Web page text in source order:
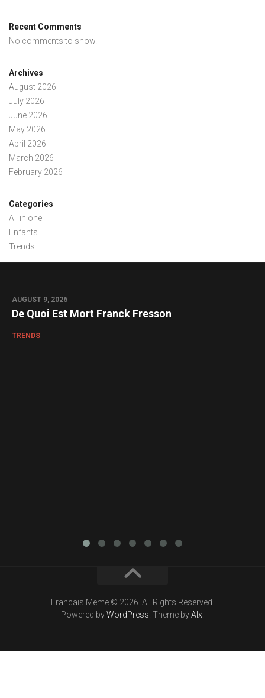
Recent Comments
No comments to show.
Archives
August 2026
July 2026
June 2026
May 2026
April 2026
March 2026
February 2026
Categories
All in one
Enfants
Trends
AUGUST 9, 2026
De Quoi Est Mort Franck Fresson
TRENDS
Francais Meme © 2026. All Rights Reserved.
Powered byWordPress . Theme byAlx